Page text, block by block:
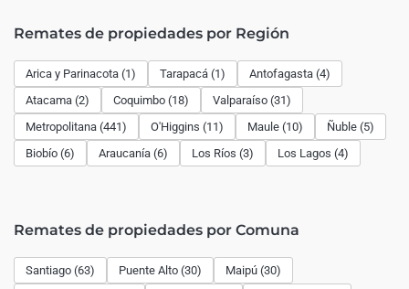
Remates de propiedades por Región
Arica y Parinacota (1) Tarapacá (1)
Antofagasta (4)
Atacama (2)
Coquimbo (18)
Valparaíso (31)
Metropolitana (441)
O'Higgins (11) Maule (10)
Ñuble (5)
Biobío (6)
Araucanía (6) Los Ríos (3) Los Lagos (4)
Remates de propiedades por Comuna
Santiago (63) Puente Alto (30)
Maipú (30)